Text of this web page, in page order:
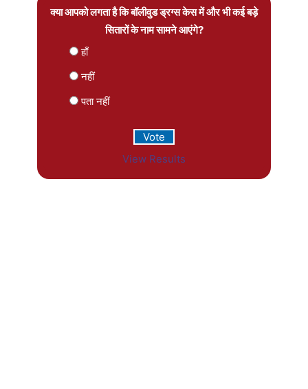
क्या आपको लगता है कि बॉलीवुड ड्रग्स केस में और भी कई बड़े
सितारों के नाम सामने आएंगे?
हाँ
नहीं
पता नहीं
View Results